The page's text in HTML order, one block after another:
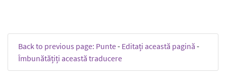
Back to previous page: Punte- Editați această pagină -
Îmbunătățiți această traducere